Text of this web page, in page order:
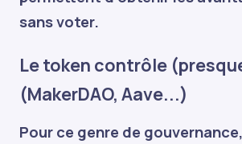
sans voter.
Le token contrôle
(MakerDAO, Aave...)
Pour ce genre de